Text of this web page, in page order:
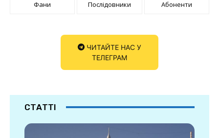
Фани Послідовники Абоненти
ЧИТАЙТЕ НАС У
ТЕЛЕГРАМ
СТАТТІ